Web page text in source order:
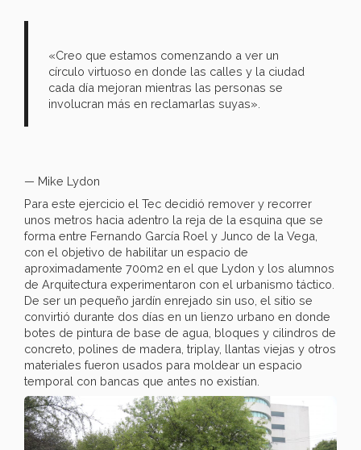
«Creo que estamos comenzando a ver un
círculo virtuoso en donde las calles y la ciudad
cada día mejoran mientras las personas se
involucran más en reclamarlas suyas».
— Mike Lydon
Para este ejercicio el Tec decidió remover y recorrer
unos metros hacia adentro la reja de la esquina que se
forma entre Fernando García Roel y Junco de la Vega,
con el objetivo de habilitar un espacio de
aproximadamente 700m2 en el que Lydon y los alumnos
de Arquitectura experimentaron con el urbanismo táctico.
De ser un pequeño jardín enrejado sin uso, el sitio se
convirtió durante dos días en un lienzo urbano en donde
botes de pintura de base de agua, bloques y cilindros de
concreto, polines de madera, triplay, llantas viejas y otros
materiales fueron usados para moldear un espacio
temporal con bancas que antes no existían.